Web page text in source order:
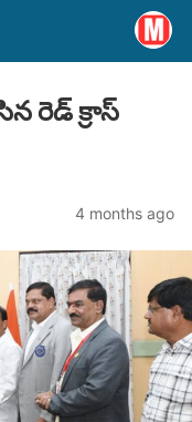
రెడ్ క్రాస్
4 months ago